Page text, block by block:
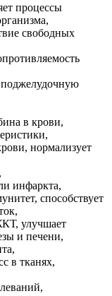
процессы
свободных
в крови,
нормализует
инфаркта,
способствует
улучшает
и печени,
в тканях,